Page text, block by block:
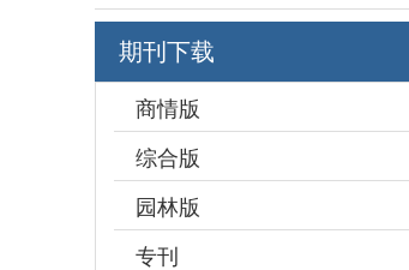
期刊下载
商情版
综合版
园林版
专刊